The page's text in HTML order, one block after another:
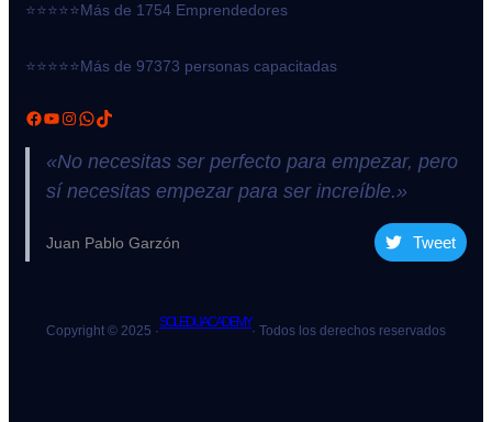
⭐⭐⭐⭐⭐Más de 1754 Emprendedores
⭐⭐⭐⭐⭐Más de 97373 personas capacitadas
«No necesitas ser perfecto para empezar, pero
sí necesitas empezar para ser increíble.»
Juan Pablo Garzón Tweet
Copyright © 2025 ·
SOLEDUACADEMY
· Todos los derechos reservados